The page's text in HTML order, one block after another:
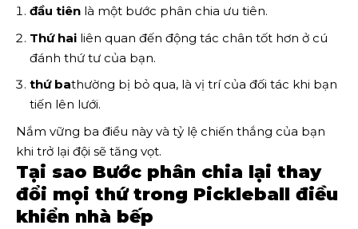
đầu tiên là một bước phân chia ưu tiên.
Thứ hai liên quan đến động tác chân tốt hơn ở cú
đánh thứ tư của bạn.
thứ bathường bị bỏ qua, là vị trí của đối tác khi bạn
tiến lên lưới.
Nắm vững ba điều này và tỷ lệ chiến thắng của bạn
khi trở lại đội sẽ tăng vọt.
Tại sao Bước phân chia lại thay
đổi mọi thứ trong Pickleball điều
khiển nhà bếp